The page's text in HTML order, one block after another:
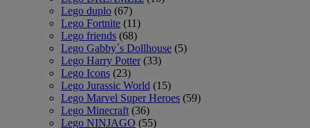
Lego duplo (67)
Lego Fortnite (11)
Lego friends (68)
Lego Gabby´s Dollhouse (5)
Lego Harry Potter (33)
Lego Icons (23)
Lego Jurassic World (15)
Lego Marvel Super Heroes (59)
Lego Minecraft (36)
Lego NINJAGO (55)